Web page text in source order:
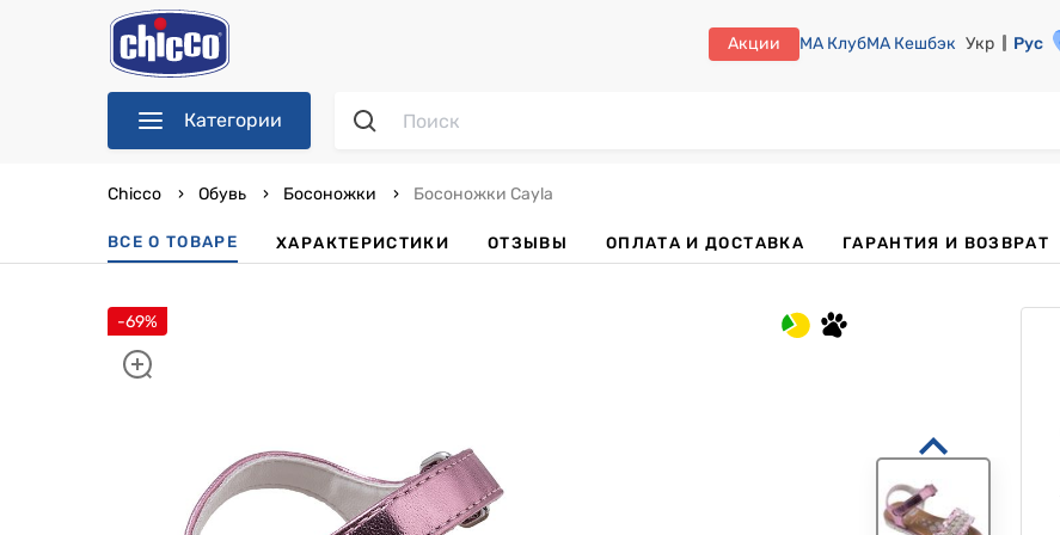
Акции МА КлубМА Кешбэк Укр Рус
Категории
Chicco Обувь Босоножки Босоножки Cayla
ВСЕ О ТОВАРЕ ХАРАКТЕРИСТИКИ ОТЗЫВЫ ОПЛАТА И ДОСТАВКА ГАРАНТИЯ И ВОЗВРАТ
-69%